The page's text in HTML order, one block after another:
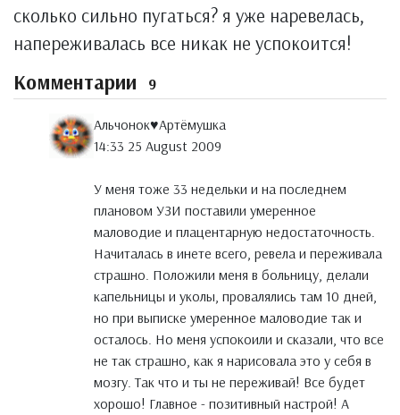
сколько сильно пугаться? я уже наревелась,
напереживалась все никак не успокоится!
Комментарии 9
Альчонок♥Артёмушка
14:33 25 August 2009
У меня тоже 33 недельки и на последнем
плановом УЗИ поставили умеренное
маловодие и плацентарную недостаточность.
Начиталась в инете всего, ревела и переживала
страшно. Положили меня в больницу, делали
капельницы и уколы, провалялись там 10 дней,
но при выписке умеренное маловодие так и
осталось. Но меня успокоили и сказали, что все
не так страшно, как я нарисовала это у себя в
мозгу. Так что и ты не переживай! Все будет
хорошо! Главное - позитивный настрой! А